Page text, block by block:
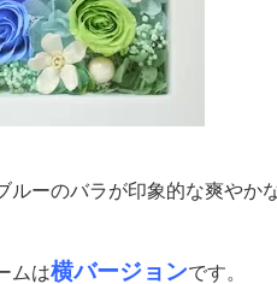
ルーのバラが印象的な爽やか
ムは横バージョンです。